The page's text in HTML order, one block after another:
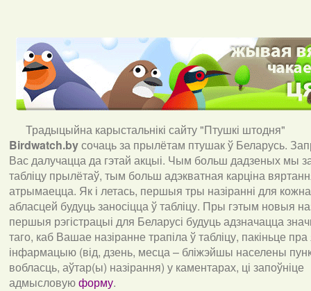
Традыцыйна карыстальнікі сайту "Птушкі штодня"
Birdwatch.byсочаць за прылётам птушак ў Беларусь.
Вас далучацца да гэтай акцыі. Чым больш дадзеных мы
табліцу прылётаў, тым больш адэкватная карціна
атрымаецца. Як і летась, першыя тры назіранні для
абласцей будуць заносіцца ў табліцу. Пры гэтым новыя
першыя рэгістрацыі для Беларусі будуць адзначацца
таго, каб Вашае назіранне трапіла ў табліцу, пакіньце пра
інфармацыю (від, дзень, месца – бліжэйшы населены
вобласць, аўтар(ы) назірання) у каментарах, ці запоўніце
адмысловуюформу.